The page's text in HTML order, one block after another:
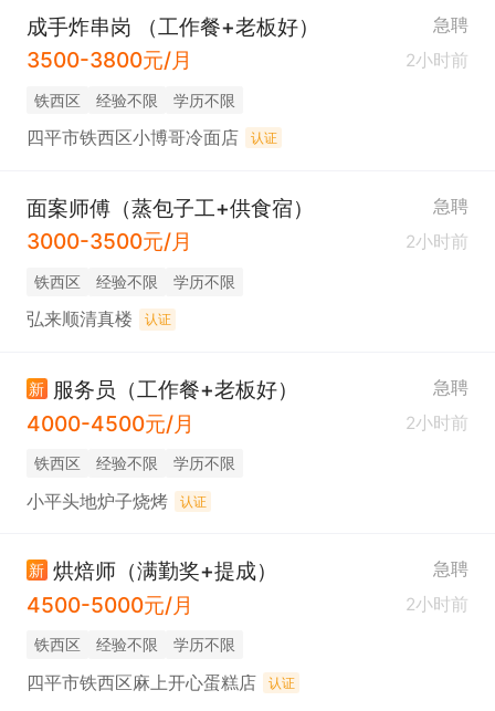
成手炸串岗 （工作餐+老板好） 急聘
3500-3800元/月 2小时前
铁西区 经验不限 学历不限
四平市铁西区小博哥冷面店 认证
面案师傅（蒸包子工+供食宿） 急聘
3000-3500元/月 2小时前
铁西区 经验不限 学历不限
弘来顺清真楼 认证
新 服务员（工作餐+老板好） 急聘
4000-4500元/月 2小时前
铁西区 经验不限 学历不限
小平头地炉子烧烤 认证
新 烘焙师（满勤奖+提成） 急聘
4500-5000元/月 2小时前
铁西区 经验不限 学历不限
四平市铁西区麻上开心蛋糕店 认证